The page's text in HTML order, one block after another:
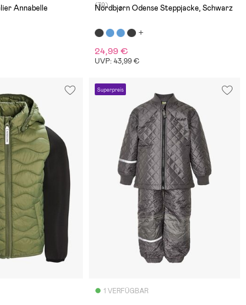
Annabelle
(39)
Nordbjørn Odense Steppjacke, Schwarz
24,99 €
UVP: 43,99 €
Superpreis
1 VERFÜGBAR